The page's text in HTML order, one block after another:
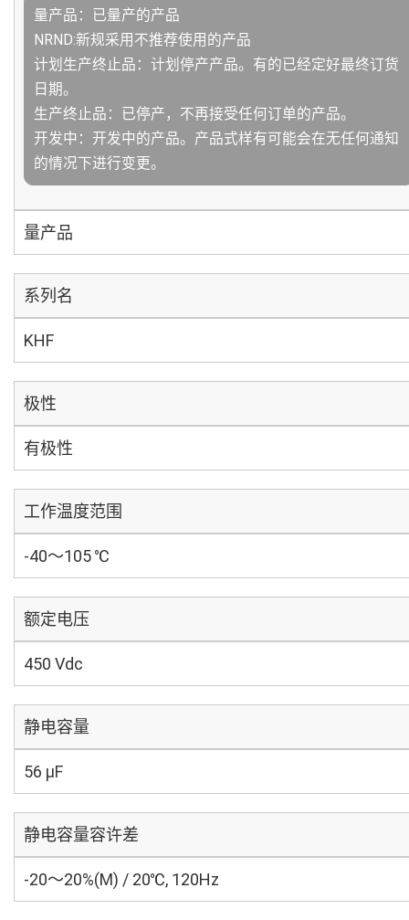
量产品：已量产的产品
NRND:新规采用不推荐使用的产品
计划生产终止品：计划停产产品。有的已经定好最终订货
日期。
生产终止品：已停产，不再接受任何订单的产品。
开发中：开发中的产品。产品式样有可能会在无任何通知
的情况下进行变更。
量产品
系列名
KHF
极性
有极性
工作温度范围
-40～105 ℃
额定电压
450 Vdc
静电容量
56 µF
静电容量容许差
-20～20%(M) / 20℃, 120Hz